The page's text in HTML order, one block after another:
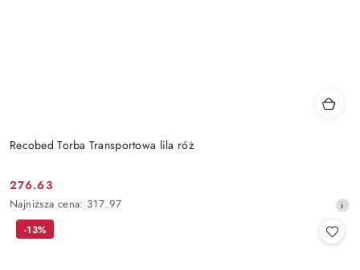
Recobed Torba Transportowa lila róż
Cena
promocyjna:
276.63
Najniższa
cena
Najniższa cena: 317.97
-13%